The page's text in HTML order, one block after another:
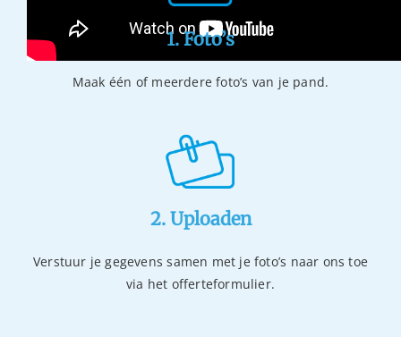
1. Foto’s
Maak één of meerdere foto’s van je pand.
2. Uploaden
Verstuur je gegevens samen met je foto’s naar ons toe
via het offerteformulier.